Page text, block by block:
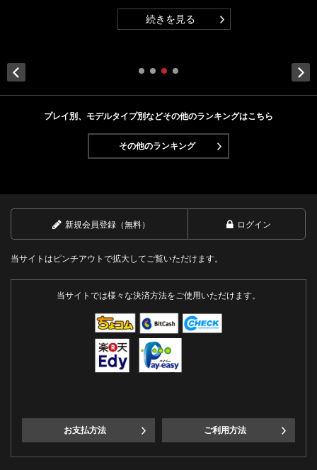
続きを見る
プレイ別、モデルタイプ別などその他のランキングはこちら
その他のランキング
新規会員登録（無料） ログイン
当サイトはピンチアウトで拡大してご覧いただけます。
当サイトでは様々な決済方法をご使用いただけます。
お支払方法 ご利用方法